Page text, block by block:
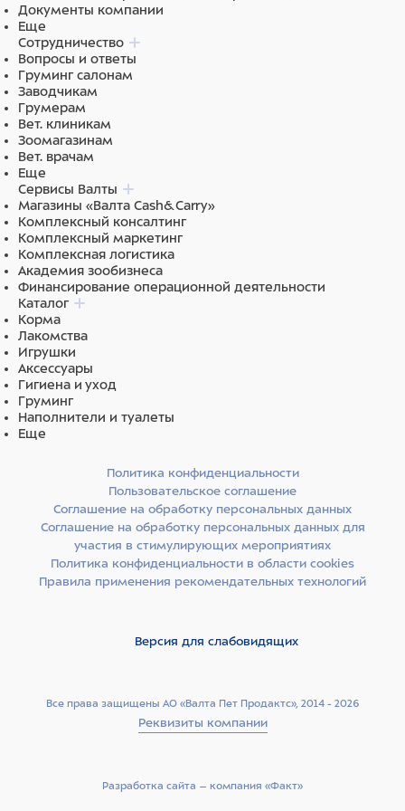
Состав: Растительные продукты, Рыба и побочные
рыбные продукты (Рыбная мука), Экстракты
растительного белка, Дрожжи, Минеральные
вещества, Моллюски и раки, Масла и жиры
(Растительные).
Документы компании
Еще
Сотрудничество
Вопросы и ответы
Груминг салонам
Заводчикам
Грумерам
Вет. клиникам
Зоомагазинам
Вет. врачам
Еще
Сервисы Валты
Магазины «Валта Cash&Carry»
Комплексный консалтинг
Комплексный маркетинг
Комплексная логистика
Академия зообизнеса
Финансирование операционной деятельности
Каталог
Корма
Лакомства
Игрушки
Аксессуары
Гигиена и уход
Груминг
Наполнители и туалеты
Еще
Все права защищены АО «Валта Пет Продактс», 2014 - 2026
Реквизиты компании
Политика конфиденциальности
Пользовательское соглашение
Соглашение на обработку персональных данных
Соглашение на обработку персональных данных для
участия в стимулирующих мероприятиях
Политика конфиденциальности в области cookies
Правила применения рекомендательных технологий
Версия для слабовидящих
Разработка сайта –­ компания «Факт»